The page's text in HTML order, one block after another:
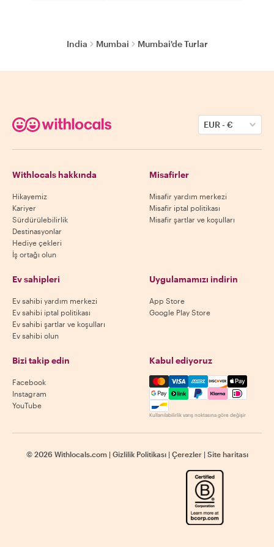
India Mumbai Mumbai'de Turlar
EUR-€
Withlocals hakkında
Hikayemiz
Kariyer
Sürdürülebilirlik
Destinasyonlar
Hediye çekleri
İş ortağı olun
Misafirler
Misafir yardım merkezi
Misafir iptal politikası
Misafir şartlar ve koşulları
Ev sahipleri
Ev sahibi yardım merkezi
Ev sahibi iptal politikası
Ev sahibi şartlar ve koşulları
Ev sahibi olun
Uygulamamızı indirin
App Store
Google Play Store
Bizi takip edin
Facebook
Instagram
YouTube
Kabul ediyoruz
Mastercard, Visa, Amex,
Kullanılabilirlik varış noktasına göre değişir
© 2026 Withlocals.com | Gizlilik Politikası | Çerezler | Site haritası